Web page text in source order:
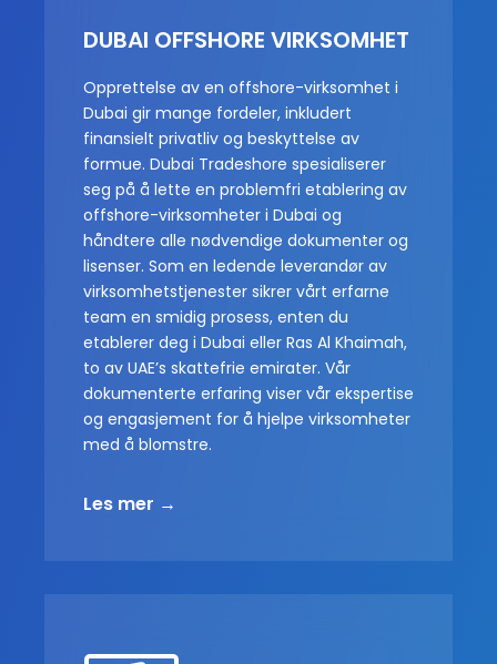
DUBAI OFFSHORE VIRKSOMHET
Opprettelse av en offshore-virksomhet i
Dubai gir mange fordeler, inkludert
finansielt privatliv og beskyttelse av
formue. Dubai Tradeshore spesialiserer
seg på å lette en problemfri etablering av
offshore-virksomheter i Dubai og
håndtere alle nødvendige dokumenter og
lisenser. Som en ledende leverandør av
virksomhetstjenester sikrer vårt erfarne
team en smidig prosess, enten du
etablerer deg i Dubai eller Ras Al Khaimah,
to av UAE’s skattefrie emirater. Vår
dokumenterte erfaring viser vår ekspertise
og engasjement for å hjelpe virksomheter
med å blomstre.
Les mer →